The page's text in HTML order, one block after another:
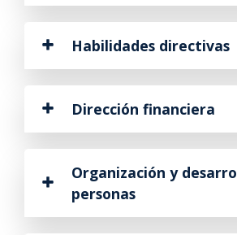
Habilidades directivas
Dirección financiera
Organización y
personas